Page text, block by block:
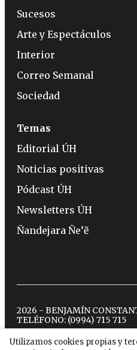
Utilizamos cookies propias y
Sucesos
Arte y Espectáculos
Interior
Correo Semanal
Sociedad
Temas
Editorial ÚH
Noticias positivas
Pódcast ÚH
Newsletters ÚH
Ñandejara Ñe’ẽ
2026 - BENJAMÍN
TELÉFONO: (0994) 715 715